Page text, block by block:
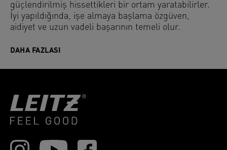
güçlendirilmiş hissettikleri bir ortam yaratabilirler.
İyi yapıldığında, işe almaya başlama özgüven,
aidiyet ve uzun vadeli başarının temeli olur.
DAHA FAZLASI